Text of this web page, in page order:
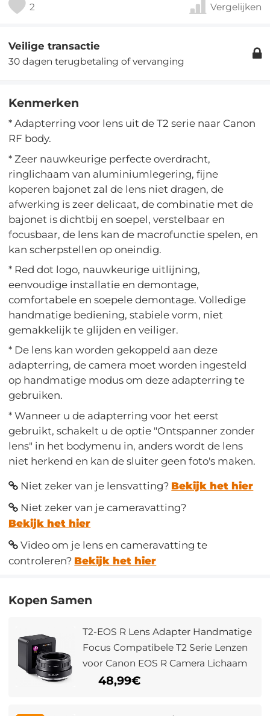
2 Vergelijken
Veilige transactie
30 dagen terugbetaling of vervanging
Kenmerken
* Adapterring voor lens uit de T2 serie naar Canon
RF body.
* Zeer nauwkeurige perfecte overdracht,
ringlichaam van aluminiumlegering, fijne
koperen bajonet zal de lens niet dragen, de
afwerking is zeer delicaat, de combinatie met de
bajonet is dichtbij en soepel, verstelbaar en
focusbaar, de lens kan de macrofunctie spelen, en
kan scherpstellen op oneindig.
* Red dot logo, nauwkeurige uitlijning,
eenvoudige installatie en demontage,
comfortabele en soepele demontage. Volledige
handmatige bediening, stabiele vorm, niet
gemakkelijk te glijden en veiliger.
* De lens kan worden gekoppeld aan deze
adapterring, de camera moet worden ingesteld
op handmatige modus om deze adapterring te
gebruiken.
* Wanneer u de adapterring voor het eerst
gebruikt, schakelt u de optie "Ontspanner zonder
lens" in het bodymenu in, anders wordt de lens
niet herkend en kan de sluiter geen foto's maken.
Niet zeker van je lensvatting? Bekijk het hier
Niet zeker van je cameravatting?
Bekijk het hier
Video om je lens en cameravatting te
controleren? Bekijk het hier
Kopen Samen
T2-EOS R Lens Adapter Handmatige
Focus Compatibele T2 Serie Lenzen
voor Canon EOS R Camera Lichaam
48,99€